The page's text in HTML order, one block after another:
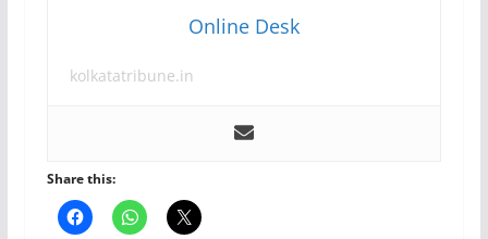
Online Desk
kolkatatribune.in
Share this: